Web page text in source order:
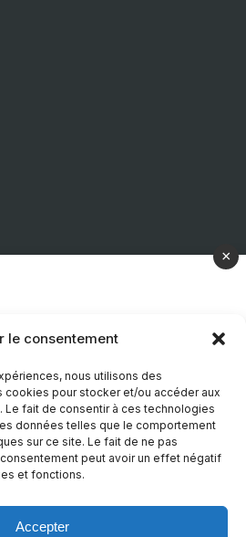
le consentement
nous utilisons des
pour stocker et/ou accéder aux
Le fait de consentir à ces technologies
données telles que le comportement
sur ce site. Le fait de ne pas
peut avoir un effet négatif
et fonctions.
Accepter
×